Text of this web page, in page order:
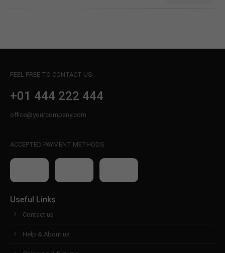
FEEL FREE TO CONTACT US
+01 444 222 444
office@yourcompany.com
ACCEPTED PAYMENT METHODS
Useful Links
Contact us
Help & About us